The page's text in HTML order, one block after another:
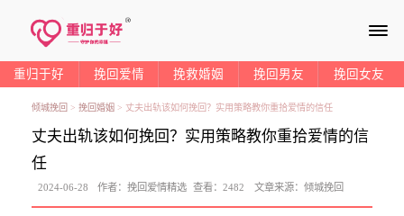
≡
重归于好 挽回爱情 挽救婚姻 挽回男友 挽回女友
倾城挽回 > 挽回婚姻 > 丈夫出轨该如何挽回？实用策略教你重拾爱情的信任
丈夫出轨该如何挽回？实用策略教你重拾爱情的信
任
2024-06-28 作者：挽回爱情精选 查看：2482 文章来源： 倾城挽回